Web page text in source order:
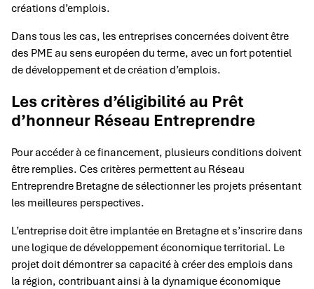
créations d’emplois.
Dans tous les cas, les entreprises concernées doivent être
des PME au sens européen du terme, avec un fort potentiel
de développement et de création d’emplois.
Les critères d’éligibilité au Prêt
d’honneur Réseau Entreprendre
Pour accéder à ce financement, plusieurs conditions doivent
être remplies. Ces critères permettent au Réseau
Entreprendre Bretagne de sélectionner les projets présentant
les meilleures perspectives.
L’entreprise doit être implantée en Bretagne et s’inscrire dans
une logique de développement économique territorial. Le
projet doit démontrer sa capacité à créer des emplois dans
la région, contribuant ainsi à la dynamique économique